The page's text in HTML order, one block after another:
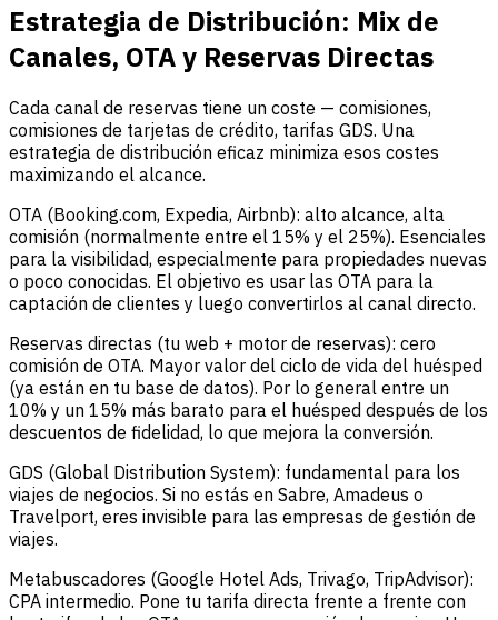
Estrategia de Distribución: Mix de
Canales, OTA y Reservas Directas
Cada canal de reservas tiene un coste — comisiones,
comisiones de tarjetas de crédito, tarifas GDS. Una
estrategia de distribución eficaz minimiza esos costes
maximizando el alcance.
OTA (Booking.com, Expedia, Airbnb): alto alcance, alta
comisión (normalmente entre el 15% y el 25%). Esenciales
para la visibilidad, especialmente para propiedades nuevas
o poco conocidas. El objetivo es usar las OTA para la
captación de clientes y luego convertirlos al canal directo.
Reservas directas (tu web + motor de reservas): cero
comisión de OTA. Mayor valor del ciclo de vida del huésped
(ya están en tu base de datos). Por lo general entre un
10% y un 15% más barato para el huésped después de los
descuentos de fidelidad, lo que mejora la conversión.
GDS (Global Distribution System): fundamental para los
viajes de negocios. Si no estás en Sabre, Amadeus o
Travelport, eres invisible para las empresas de gestión de
viajes.
Metabuscadores (Google Hotel Ads, Trivago, TripAdvisor):
CPA intermedio. Pone tu tarifa directa frente a frente con